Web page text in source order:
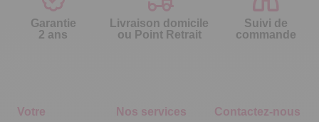
Garantie
2 ans
Livraison domicile
ou Point Retrait
Suivi de
commande
Votre
Nos services Contactez-nous